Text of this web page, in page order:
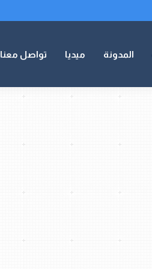
المدونة ميديا تواصل معنا